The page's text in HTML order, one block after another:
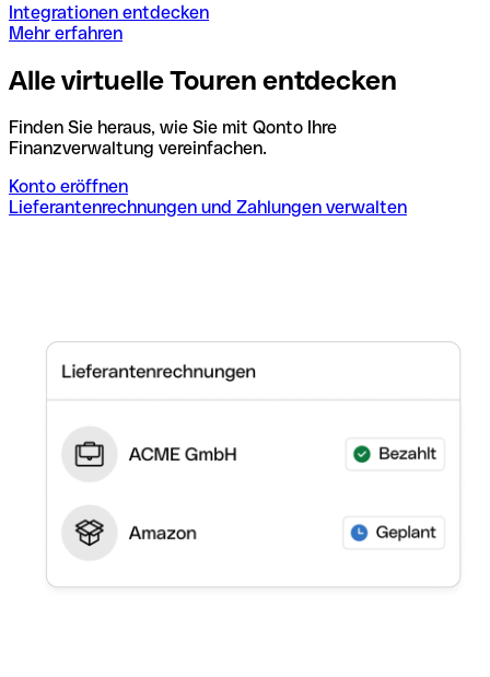
Integrationen entdecken
Mehr erfahren
Alle virtuelle Touren entdecken
Finden Sie heraus, wie Sie mit Qonto Ihre
Finanzverwaltung vereinfachen.
Konto eröffnen
Lieferantenrechnungen und Zahlungen verwalten